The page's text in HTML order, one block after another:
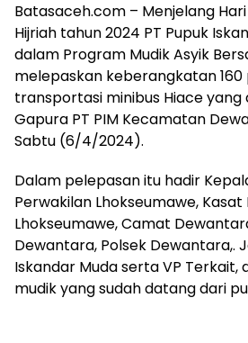
Batasaceh.com – Menjelang
Hijriah tahun 2024 PT Pupuk
dalam Program Mudik Asyik
melepaskan keberangkatan
transportasi minibus Hiace yang
Gapura PT PIM Kecamatan
Sabtu (6/4/2024).
Dalam pelepasan itu hadir
Perwakilan Lhokseumawe, Kasat
Lhokseumawe, Camat
Dewantara, Polsek Dewantara,.
Iskandar Muda serta VP
mudik yang sudah datang dari